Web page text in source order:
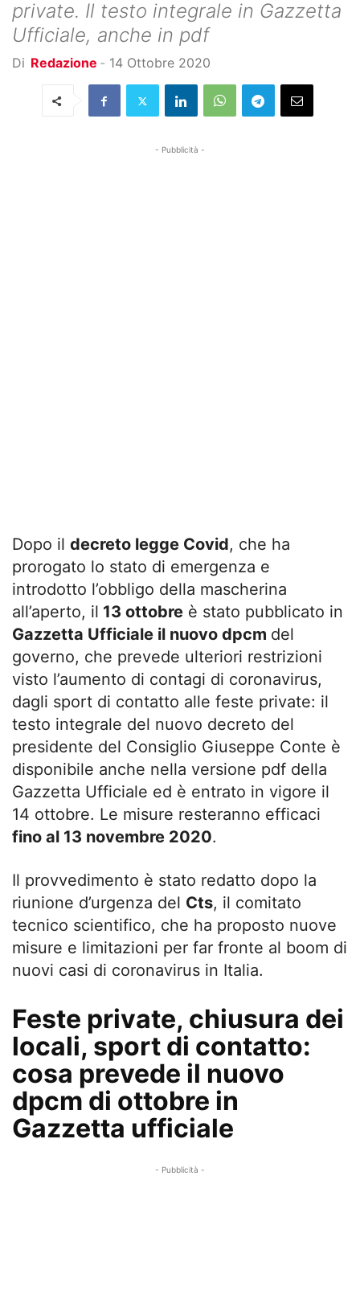
private. Il testo integrale in Gazzetta
Ufficiale, anche in pdf
Di Redazione - 14 Ottobre 2020
- Pubblicità -
Dopo il decreto legge Covid, che ha
prorogato lo stato di emergenza e
introdotto l’obbligo della mascherina
all’aperto, il 13 ottobre è stato pubblicato in
Gazzetta Ufficiale il nuovo dpcm del
governo, che prevede ulteriori restrizioni
visto l’aumento di contagi di coronavirus,
dagli sport di contatto alle feste private: il
testo integrale del nuovo decreto del
presidente del Consiglio Giuseppe Conte è
disponibile anche nella versione pdf della
Gazzetta Ufficiale ed è entrato in vigore il
14 ottobre. Le misure resteranno efficaci
fino al 13 novembre 2020.
Il provvedimento è stato redatto dopo la
riunione d’urgenza del Cts, il comitato
tecnico scientifico, che ha proposto nuove
misure e limitazioni per far fronte al boom di
nuovi casi di coronavirus in Italia.
Feste private, chiusura dei
locali, sport di contatto:
cosa prevede il nuovo
dpcm di ottobre in
Gazzetta ufficiale
- Pubblicità -